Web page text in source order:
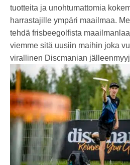
tuotteita ja unohtumattomia
harrastajille ympäri maailmaa.
tehdä frisbeegolfista
viemme sitä uusiin maihin joka
virallinen Discmanian